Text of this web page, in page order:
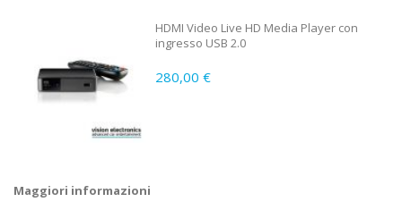
HDMI Video Live HD Media Player con
ingresso USB 2.0
280,00 €
Maggiori informazioni